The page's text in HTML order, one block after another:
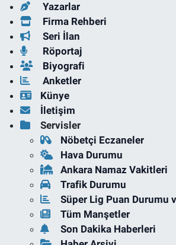
Yazarlar
Firma Rehberi
Seri İlan
Röportaj
Biyografi
Anketler
Künye
İletişim
Servisler
Nöbetçi Eczaneler
Hava Durumu
Ankara Namaz Vakitleri
Trafik Durumu
Süper Lig Puan Durumu
Tüm Manşetler
Son Dakika Haberleri